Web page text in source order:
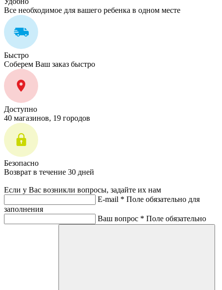
Все необходимое для вашего ребенка в одном месте
Быстро
Соберем Ваш заказ быстро
Доступно
40 магазинов, 19 городов
Безопасно
Возврат в течение 30 дней
Если у Вас возникли вопросы, задайте их нам
E-mail * Поле обязательно для
заполнения
Ваш вопрос * Поле обязательно